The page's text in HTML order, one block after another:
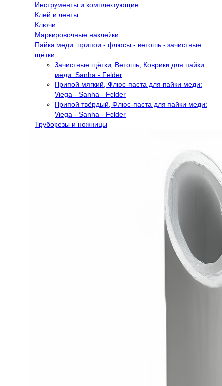
Инструменты и комплектующие
Клей и ленты
Ключи
Маркировочные наклейки
Пайка меди: припои - флюсы - ветошь - зачистные
щётки
Зачистные щётки, Ветошь, Коврики для пайки
меди: Sanha - Felder
Припой мягкий, Флюс-паста для пайки меди:
Viega - Sanha - Felder
Припой твёрдый, Флюс-паста для пайки меди:
Viega - Sanha - Felder
Труборезы и ножницы